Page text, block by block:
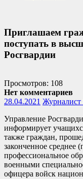
Приглашаем
поступать в
Росгвардии
Просмотров: 108
Нет комментариев
28.04.2021 Журналист
Управление
информирует
также граждан,
законченное среднее
профессиональное
военными
офицера войск